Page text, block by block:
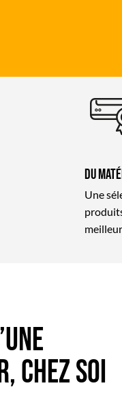
Du
Une
chez soi